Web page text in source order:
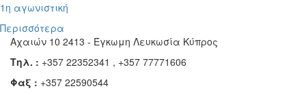
1η αγωνιστική
Περισσότερα
Αχαιών 10 2413 - Έγκωμη Λευκωσία Κύπρος
Τηλ. : +357 22352341 , +357 77771606
Φαξ : +357 22590544